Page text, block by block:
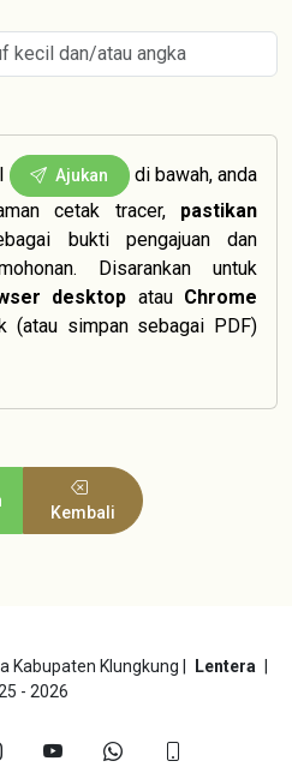
Ajukan
di bawah, anda
cetak tracer, pastikan
bukti pengajuan dan
Disarankan untuk
desktop atau Chrome
(atau simpan sebagai PDF)
Kembali
Kabupaten Klungkung | Lentera
- 2026